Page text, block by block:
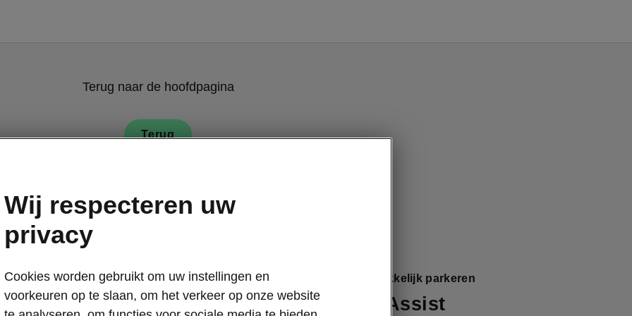
Terug naar de hoofdpagina
Terug
Superb Combi L&K – Gemakkelijk parkeren
Intelligent Park Assist
Wij respecteren uw
privacy
Cookies worden gebruikt om uw instellingen en
voorkeuren op te slaan, om het verkeer op onze website